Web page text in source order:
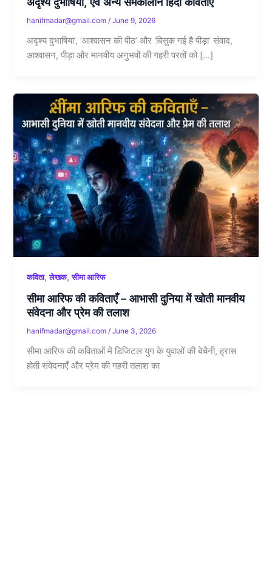
hanifmadar@gmail.com/June 9, 2026
अदृश्य दुभाषिया’, ‘आश्वासन की पीठ’ और ‘बिसुक गई है पीड़ा’ संवाद,
आश्वासन, पीड़ा और मानवीय अनुभवों की गहरी परतों को […]
कविता,लेखक,सीमा आरिफ
सीमा आरिफ की कविताएँ – आभासी दुनिया में खोती मानवीय
संवेदना और प्रेम की तलाश
hanifmadar@gmail.com/June 3, 2026
सीमा आरिफ की कविताओं में डिजिटल युग के युवाओं की बेचैनी, ह्रास
होती संवेदनाएँ और प्रेम की गहरी तलाश का